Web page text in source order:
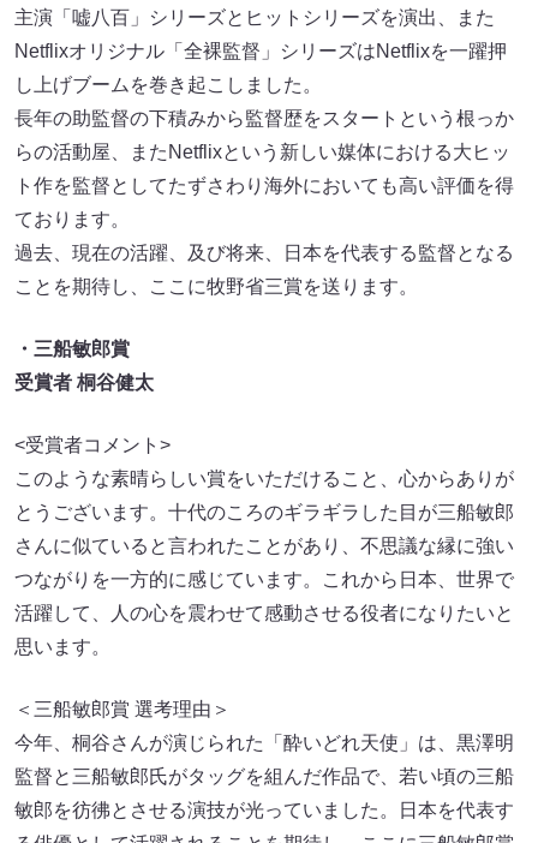
主演「嘘八百」シリーズとヒットシリーズを演出、また
Netflixオリジナル「全裸監督」シリーズはNetflixを一躍押
し上げブームを巻き起こしました。
長年の助監督の下積みから監督歴をスタートという根っか
らの活動屋、またNetflixという新しい媒体における大ヒッ
ト作を監督としてたずさわり海外においても高い評価を得
ております。
過去、現在の活躍、及び将来、日本を代表する監督となる
ことを期待し、ここに牧野省三賞を送ります。
・三船敏郎賞
受賞者 桐谷健太
<受賞者コメント>
このような素晴らしい賞をいただけること、心からありが
とうございます。十代のころのギラギラした目が三船敏郎
さんに似ていると言われたことがあり、不思議な縁に強い
つながりを一方的に感じています。これから日本、世界で
活躍して、人の心を震わせて感動させる役者になりたいと
思います。
＜三船敏郎賞 選考理由＞
今年、桐谷さんが演じられた「酔いどれ天使」は、黒澤明
監督と三船敏郎氏がタッグを組んだ作品で、若い頃の三船
敏郎を彷彿とさせる演技が光っていました。日本を代表す